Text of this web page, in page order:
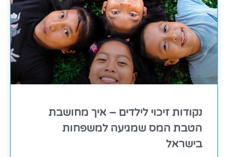
נקודות זיכוי לילדים – איך מחושבת
הטבת המס שמגיעה למשפחות
בישראל